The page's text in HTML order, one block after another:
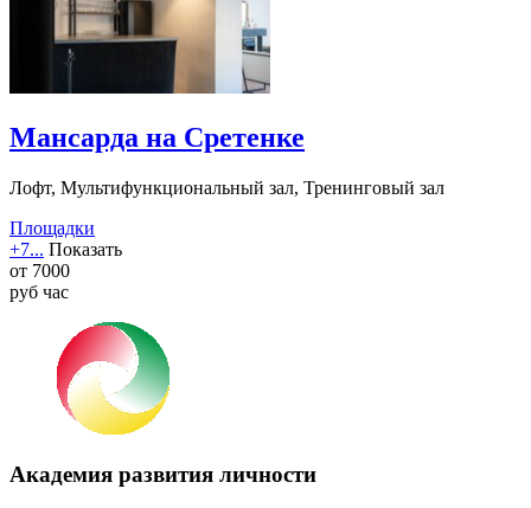
Мансарда на Сретенке
Лофт, Мультифункциональный зал, Тренинговый зал
Площадки
+7... Показать
от 7000
руб час
Академия развития личности